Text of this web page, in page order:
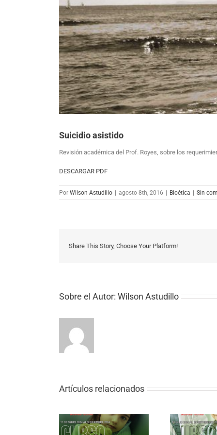
más
grande
Suicidio asistido
Revisión académica del Prof. Royes, sobre los
DESCARGAR PDF
Por Wilson Astudillo | agosto 8th, 2016 | Bioética | Sin
Share This Story, Choose Your Platform!
Sobre el Autor: Wilson Astudillo
Artículos relacionados
CUIDADOS PALIATIVOS
EN EL CÁNCER DEL NIÑO